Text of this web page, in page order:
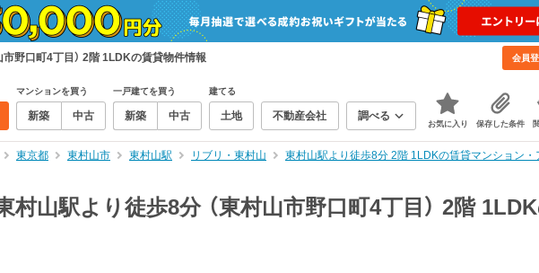
野口町4丁目） 2階 1LDKの賃貸物件情報 会員
マンションを買う
新築 中古
一戸建てを買う
新築 中古
建てる
土地 不動産会社 調べる
お気に入り 保存した条件
東京都 東村山市 東村山駅 リブリ・東村山 東村山駅より徒歩8分 2階 1LDKの賃貸マンション・
村山駅より徒歩8分 （東村山市野口町4丁目） 2階